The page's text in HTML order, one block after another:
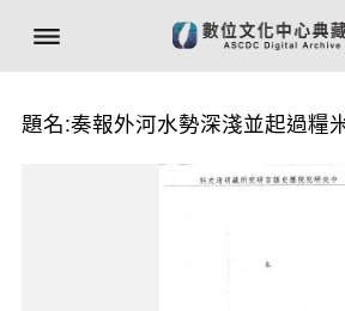
題名:奏報外河水勢深淺並起過糧